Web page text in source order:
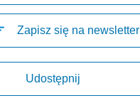
Zapisz się na newsletter
Udostępnij